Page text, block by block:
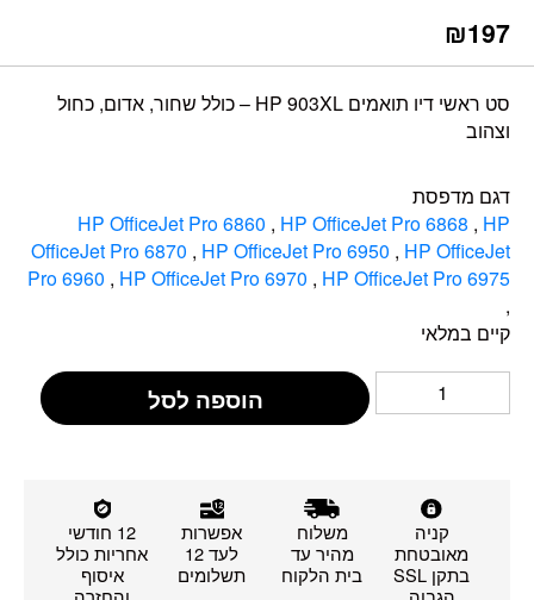
₪197
סט ראשי דיו תואמים HP 903XL – כולל שחור, אדום, כחול
וצהוב
דגם מדפסת
HP OfficeJet Pro 6860 , HP OfficeJet Pro 6868 , HP
OfficeJet Pro 6870 , HP OfficeJet Pro 6950 , HP OfficeJet
Pro 6960 , HP OfficeJet Pro 6970 , HP OfficeJet Pro 6975
,
קיים במלאי
הוספה לסל
קניה
מאובטחת
בתקן SSL
משלוח
מהיר עד
בית הלקוח
אפשרות
לעד 12
תשלומים
12 חודשי
אחריות כולל
איסוף